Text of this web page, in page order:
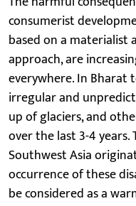
consumerist
based on a
approach, are
everywhere. In Bharat
irregular and
up of glaciers, and
over the last 3-4
Southwest Asia
occurrence of these
be considered as a